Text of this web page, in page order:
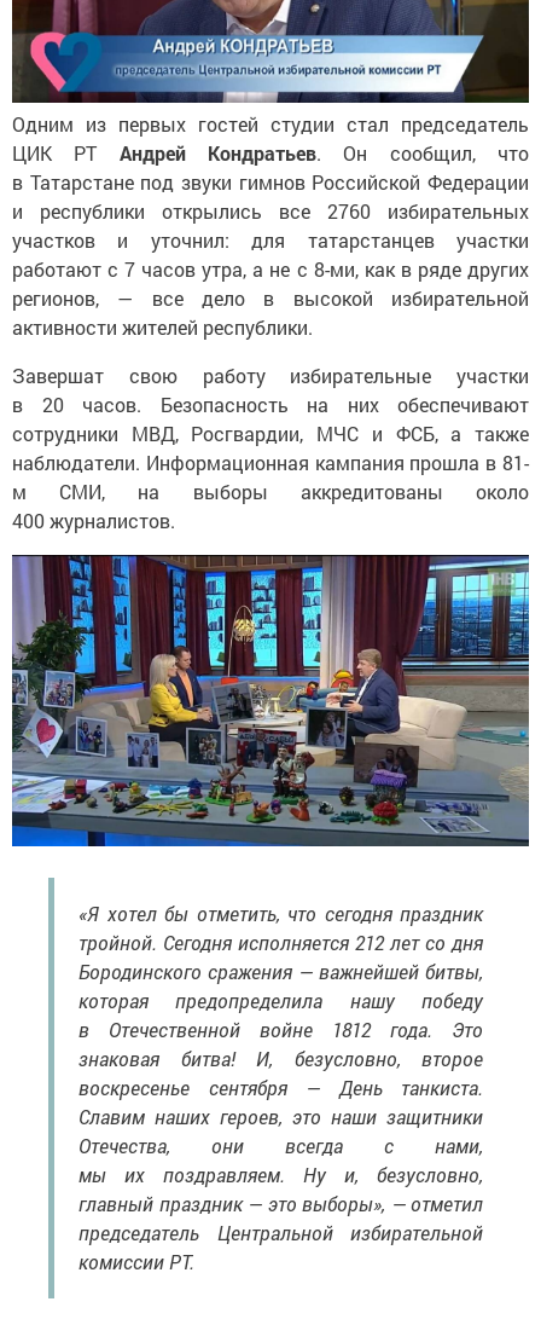
Одним из первых гостей студии стал председатель
ЦИК РТ Андрей Кондратьев. Он сообщил, что
в Татарстане под звуки гимнов Российской Федерации
и республики открылись все 2760 избирательных
участков и уточнил: для татарстанцев участки
работают с 7 часов утра, а не с 8-ми, как в ряде других
регионов, — все дело в высокой избирательной
активности жителей республики.
Завершат свою работу избирательные участки
в 20 часов. Безопасность на них обеспечивают
сотрудники МВД, Росгвардии, МЧС и ФСБ, а также
наблюдатели. Информационная кампания прошла в 81-
м СМИ, на выборы аккредитованы около
400 журналистов.
«Я хотел бы отметить, что сегодня праздник
тройной. Сегодня исполняется 212 лет со дня
Бородинского сражения — важнейшей битвы,
которая предопределила нашу победу
в Отечественной войне 1812 года. Это
знаковая битва! И, безусловно, второе
воскресенье сентября — День танкиста.
Славим наших героев, это наши защитники
Отечества, они всегда с нами,
мы их поздравляем. Ну и, безусловно,
главный праздник — это выборы», — отметил
председатель Центральной избирательной
комиссии РТ.